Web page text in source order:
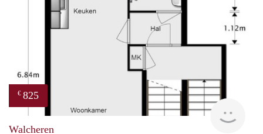
€ 825
Walcheren